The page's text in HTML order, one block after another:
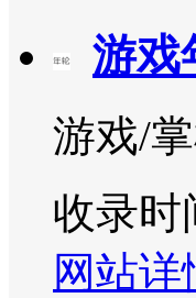
游戏
游戏/
收录时
网站详